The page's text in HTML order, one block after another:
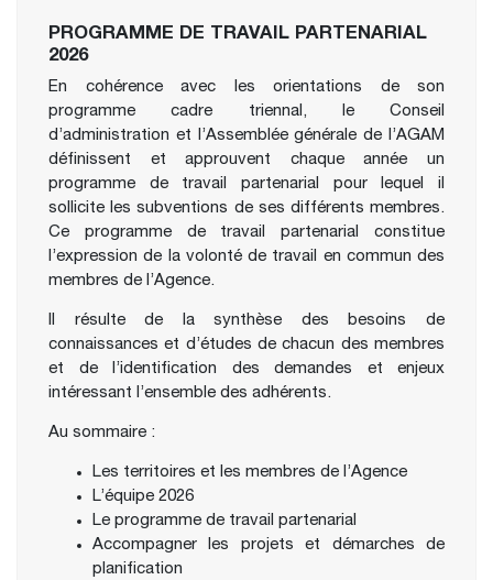
PROGRAMME DE TRAVAIL PARTENARIAL
2026
En cohérence avec les orientations de son
programme cadre triennal, le Conseil
d’administration et l’Assemblée générale de l’AGAM
définissent et approuvent chaque année un
programme de travail partenarial pour lequel il
sollicite les subventions de ses différents membres.
Ce programme de travail partenarial constitue
l’expression de la volonté de travail en commun des
membres de l’Agence.
Il résulte de la synthèse des besoins de
connaissances et d’études de chacun des membres
et de l’identification des demandes et enjeux
intéressant l’ensemble des adhérents.
Au sommaire :
Les territoires et les membres de l’Agence
L’équipe 2026
Le programme de travail partenarial
Accompagner les projets et démarches de
planification